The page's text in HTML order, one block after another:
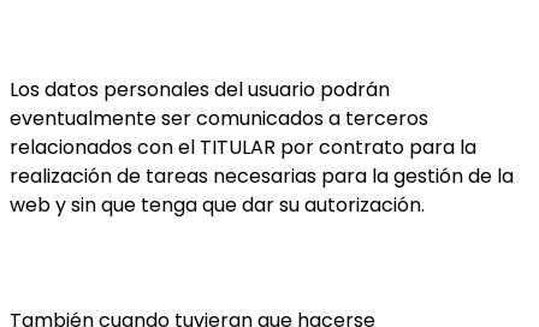
Los datos personales del usuario podrán
eventualmente ser comunicados a terceros
relacionados con el TITULAR por contrato para la
realización de tareas necesarias para la gestión de la
web y sin que tenga que dar su autorización.
También cuando tuvieran que hacerse